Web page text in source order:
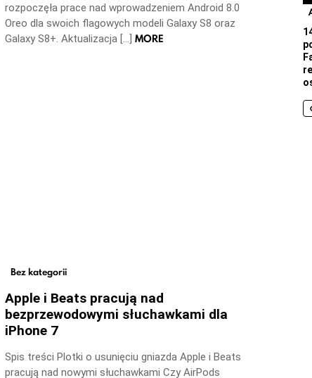
rozpoczęła prace nad wprowadzeniem Android 8.0
Oreo dla swoich flagowych modeli Galaxy S8 oraz
Galaxy S8+. Aktualizacja […] MORE
Bez kategorii
Apple i Beats pracują nad
bezprzewodowymi słuchawkami dla
iPhone 7
Spis treści Plotki o usunięciu gniazda Apple i Beats
pracują nad nowymi słuchawkami Czy AirPods